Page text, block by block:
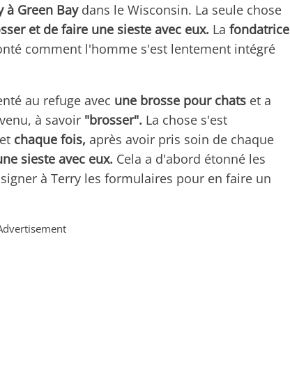
à Green Baydans le Wisconsin. La seule chose
et de faire une sieste avec eux. La fondatrice
comment l'homme s'est lentement intégré
au refuge avec une brosse pour chats et a
à savoir "brosser". La chose s'est
chaque fois, après avoir pris soin de chaque
sieste avec eux. Cela a d'abord étonné les
à Terry les formulaires pour en faire un